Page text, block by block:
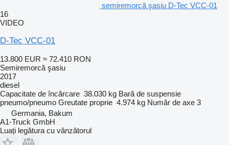
semiremorcă şasiu D-Tec VCC-01
16
VIDEO
D-Tec VCC-01
13.800 EUR ≈ 72.410 RON
Semiremorcă şasiu
2017
diesel
Capacitate de încărcare 38.030 kg Bară de suspensie
pneumo/pneumo Greutate proprie 4.974 kg Număr de axe 3
Germania, Bakum
A1-Truck GmbH
Luați legătura cu vânzătorul